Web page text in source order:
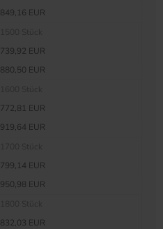
849,16 EUR
739,92 EUR
880,50 EUR
772,81 EUR
919,64 EUR
799,14 EUR
950,98 EUR
832,03 EUR